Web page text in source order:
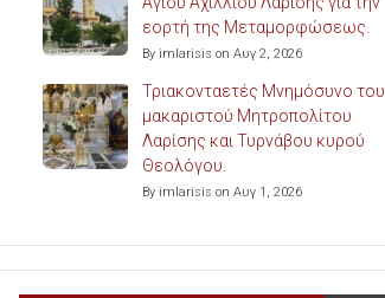
εορτή της Μεταμορφώσεως.
By imlarisis on Αυγ 2, 2026
Τριακονταετές Μνημόσυνο του
μακαριστού Μητροπολίτου
Λαρίσης και Τυρνάβου κυρού
Θεολόγου.
By imlarisis on Αυγ 1, 2026